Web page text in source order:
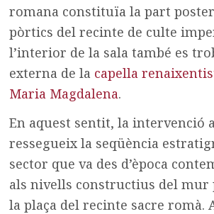
romana constituïa la part
pòrtics del recinte de culte
l’interior de la sala també es
externa de la capella
Maria Magdalena.
En aquest sentit, la intervenció
ressegueix la seqüència
sector que va des d’època
als nivells constructius del mur
la plaça del recinte sacre romà.